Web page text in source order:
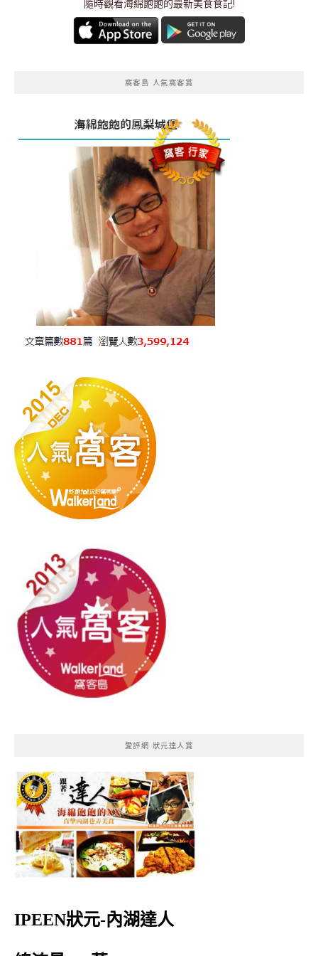
隨時觀看海綿飽飽的最新美食食記!
窩客島 人氣窩客賞
愛評網 狀元達人賞
IPEEN狀元-內湖達人